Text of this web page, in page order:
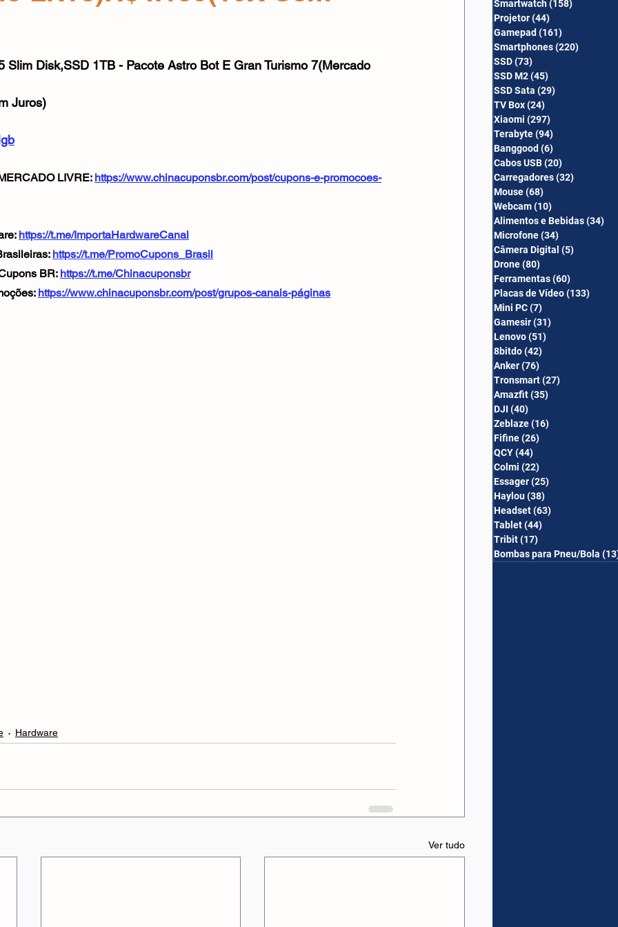
5 estrelas.
Slim Disk,SSD 1TB - Pacote Astro Bot E Gran Turismo 7(Mercado
Juros)
LIVRE: https://www.chinacuponsbr.com/post/cupons-e-promocoes-
https://t.me/ImportaHardwareCanal
https://t.me/PromoCupons_Brasil
BR: https://t.me/Chinacuponsbr
https://www.chinacuponsbr.com/post/grupos-canais-páginas
Hardware
Ver tudo
Smartwatch(158)
Projetor(44)
Gamepad (161)
Smartphones(220)
SSD(73)
SSD M2(45)
SSD Sata (29)
TV Box(24)
Xiaomi (297)
Terabyte(94)
Banggood (6)
Cabos USB(20)
Carregadores(32)
Mouse(68)
Webcam(10)
Alimentos e Bebidas(34)
Microfone(34)
Câmera Digital (5)
Drone(80)
Ferramentas(60)
Placas de Vídeo(133)
Mini PC(7)
Gamesir(31)
Lenovo(51)
8bitdo(42)
Anker(76)
Tronsmart(27)
Amazfit(35)
DJI (40)
Zeblaze(16)
Fifine(26)
QCY(44)
Colmi (22)
Essager(25)
Haylou(38)
Headset(63)
Tablet(44)
Tribit(17)
Bombas para Pneu/Bola